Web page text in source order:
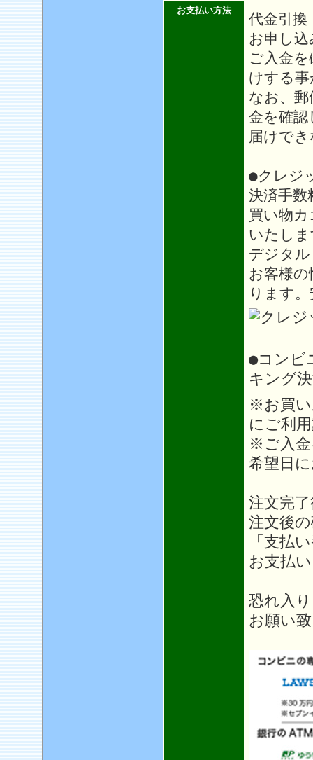
お支払い方法
代金引
お申し
ご入金
けする
なお、
金を確
届けで
●クレジ
決済手数
買い物
いたし
デジタ
お客様
ります
●コンビ
キング
※お買い
にご利
※ご入金
希望日
注文完
注文後
「支払
お支払
恐れ入
お願い